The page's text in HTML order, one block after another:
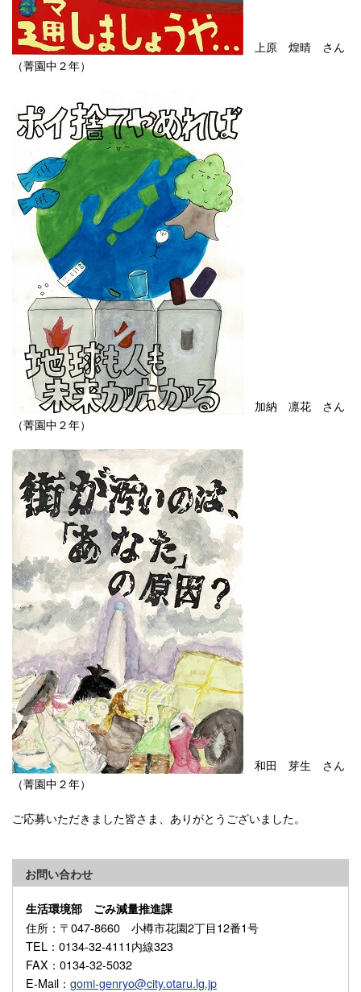
上原 煌晴 さん
（菁園中２年）
加納 凛花 さん
（菁園中２年）
和田 芽生 さん
（菁園中２年）
ご応募いただきました皆さま、ありがとうございました。
お問い合わせ
生活環境部 ごみ減量推進課
住所 ：〒047-8660 小樽市花園2丁目12番1号
TEL ：0134-32-4111内線323
FAX ：0134-32-5032
E-Mail ： gomi-genryo@city.otaru.lg.jp